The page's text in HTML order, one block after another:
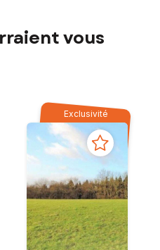
vous
Exclusivité